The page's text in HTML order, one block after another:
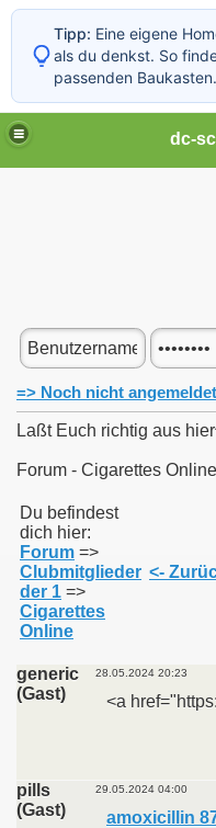
dc-
=> Noch nicht
Laßt Euch richtig aus
Forum - Cigarettes Online
Du befindest
dich hier:
Forum =>
Clubmitglieder
der 1 =>
Cigarettes
Online
<-
generic
(Gast)
28.05.2024 20:23
<a
pills
(Gast)
29.05.2024 04:00
amoxicillin
Tipp: Eine eigene
als du denkst. So
passenden Baukasten.